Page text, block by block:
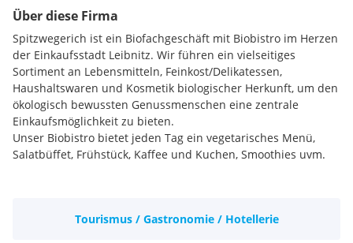
Über diese Firma
Spitzwegerich ist ein Biofachgeschäft mit Biobistro im Herzen
der Einkaufsstadt Leibnitz. Wir führen ein vielseitiges
Sortiment an Lebensmitteln, Feinkost/Delikatessen,
Haushaltswaren und Kosmetik biologischer Herkunft, um den
ökologisch bewussten Genussmenschen eine zentrale
Einkaufsmöglichkeit zu bieten.
Unser Biobistro bietet jeden Tag ein vegetarisches Menü,
Salatbüffet, Frühstück, Kaffee und Kuchen, Smoothies uvm.
Mithilfe im Verkauf - Lebensmittelhandel für unser
Tourismus / Gastronomie / Hotellerie